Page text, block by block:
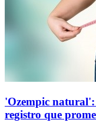
'Ozempic
registro que